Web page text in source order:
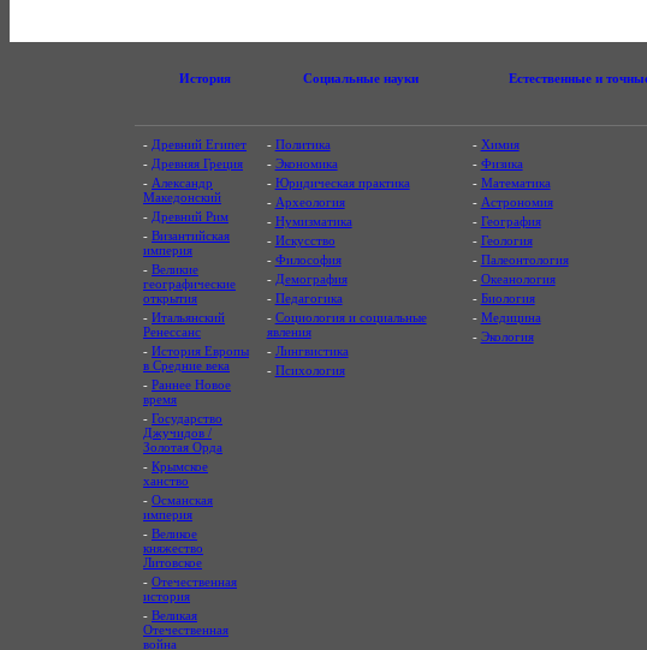
История Социальные науки Естественные и
- Древний Египет
- Древняя Греция
- Александр
Македонский
- Древний Рим
- Византийская
империя
- Великие
географические
открытия
- Итальянский
Ренессанс
- История Европы
в Средние века
- Раннее Новое
время
- Государство
Джучидов /
Золотая Орда
- Крымское
ханство
- Османская
империя
- Великое
княжество
Литовское
- Отечественная
история
- Великая
Отечественная
война
- Политика
- Экономика
- Юридическая практика
- Археология
- Нумизматика
- Искусство
- Философия
- Демография
- Педагогика
- Социология и социальные
явления
- Лингвистика
- Психология
- Химия
- Физика
- Математика
- Астрономия
- География
- Геология
- Палеонтология
- Океанология
- Биология
- Медицина
- Экология